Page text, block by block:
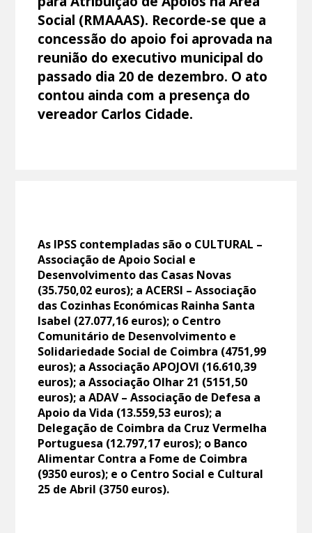
Social (RMAAAS). Recorde-se que a
concessão do apoio foi aprovada na
reunião do executivo municipal do
passado dia 20 de dezembro. O ato
contou ainda com a presença do
vereador Carlos Cidade.
As IPSS contempladas são o CULTURAL –
Associação de Apoio Social e
Desenvolvimento das Casas Novas
(35.750,02 euros); a ACERSI – Associação
das Cozinhas Económicas Rainha Santa
Isabel (27.077,16 euros); o Centro
Comunitário de Desenvolvimento e
Solidariedade Social de Coimbra (4751,99
euros); a Associação APOJOVI (16.610,39
euros); a Associação Olhar 21 (5151,50
euros); a ADAV – Associação de Defesa a
Apoio da Vida (13.559,53 euros); a
Delegação de Coimbra da Cruz Vermelha
Portuguesa (12.797,17 euros); o Banco
Alimentar Contra a Fome de Coimbra
(9350 euros); e o Centro Social e Cultural
25 de Abril (3750 euros).